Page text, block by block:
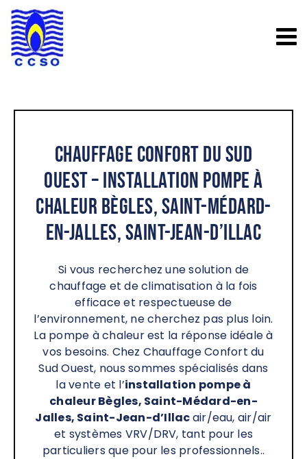
Passer
au
contenu
Chauffage Confort du Sud
Ouest – Installation pompe à
chaleur Bègles, Saint-Médard-
en-Jalles, Saint-Jean-d’Illac
Si vous recherchez une solution de
chauffage et de climatisation à la fois
efficace et respectueuse de
l’environnement, ne cherchez pas plus loin.
La pompe à chaleur est la réponse idéale à
vos besoins. Chez Chauffage Confort du
Sud Ouest, nous sommes spécialisés dans
la vente et l’installation pompe à
chaleur Bègles, Saint-Médard-en-
Jalles, Saint-Jean-d’Illacair/eau, air/air
et systèmes VRV/DRV, tant pour les
particuliers que pour les professionnels..